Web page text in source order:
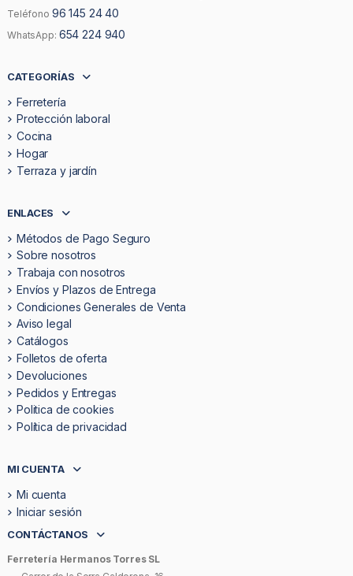
Teléfono 96 145 24 40
WhatsApp: 654 224 940
CATEGORÍAS
Ferretería
Protección laboral
Cocina
Hogar
Terraza y jardín
ENLACES
Métodos de Pago Seguro
Sobre nosotros
Trabaja con nosotros
Envíos y Plazos de Entrega
Condiciones Generales de Venta
Aviso legal
Catálogos
Folletos de oferta
Devoluciones
Pedidos y Entregas
Politica de cookies
Política de privacidad
MI CUENTA
Mi cuenta
Iniciar sesión
CONTÁCTANOS
Ferretería Hermanos Torres SL